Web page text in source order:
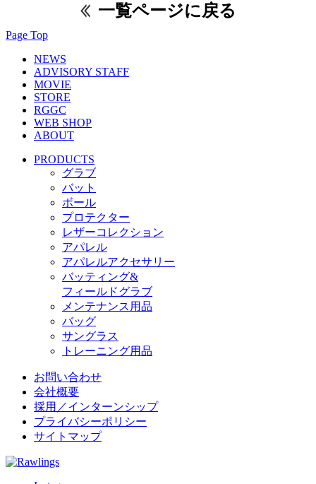
一覧ページに戻る
Page Top
NEWS
ADVISORY STAFF
MOVIE
STORE
RGGC
WEB SHOP
ABOUT
PRODUCTS
グラブ
バット
ボール
プロテクター
レザーコレクション
アパレル
アパレルアクセサリー
バッティング&
フィールドグラブ
メンテナンス用品
バッグ
サングラス
トレーニング用品
お問い合わせ
会社概要
採用／インターンシップ
プライバシーポリシー
サイトマップ